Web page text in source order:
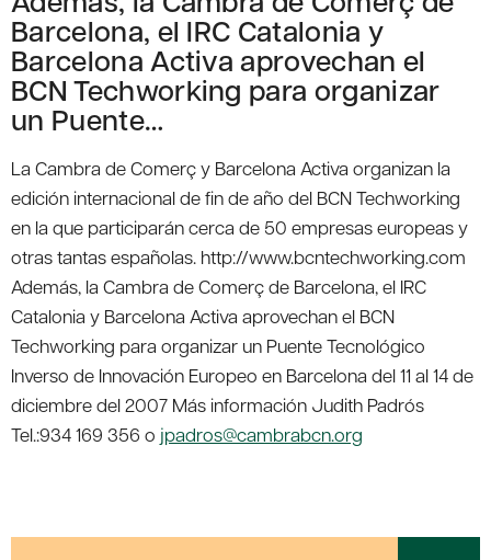
Barcelona, el IRC Catalonia y
Barcelona Activa aprovechan el
BCN Techworking para organizar
un Puente…
La Cambra de Comerç y Barcelona Activa organizan la
edición internacional de fin de año del BCN Techworking
en la que participarán cerca de 50 empresas europeas y
otras tantas españolas. http://www.bcntechworking.com
Además, la Cambra de Comerç de Barcelona, el IRC
Catalonia y Barcelona Activa aprovechan el BCN
Techworking para organizar un Puente Tecnológico
Inverso de Innovación Europeo en Barcelona del 11 al 14 de
diciembre del 2007 Más información Judith Padrós
Tel.:934 169 356 o jpadros@cambrabcn.org